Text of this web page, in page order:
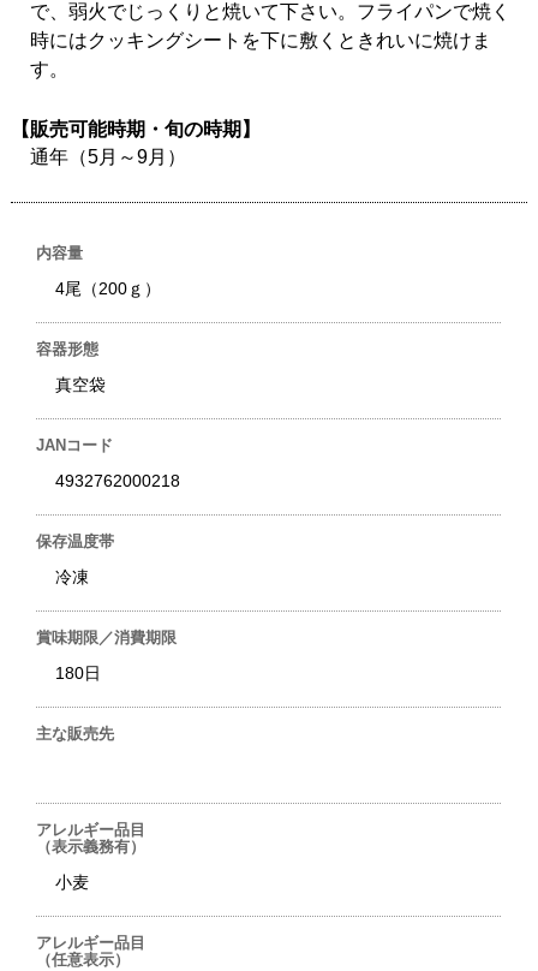
で、弱火でじっくりと焼いて下さい。フライパンで焼く
時にはクッキングシートを下に敷くときれいに焼けま
す。
【販売可能時期・旬の時期】
通年（5月～9月）
内容量
4尾（200ｇ）
容器形態
真空袋
JANコード
4932762000218
保存温度帯
冷凍
賞味期限／消費期限
180日
主な販売先
アレルギー品目
（表示義務有）
小麦
アレルギー品目
（任意表示）